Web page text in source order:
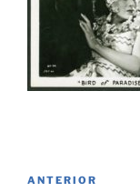
Navegación
Entrada
ANTERIOR